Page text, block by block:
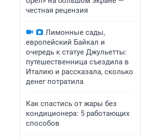
честная рецензия
Лимонные сады,
европейский Байкал и
очередь к статуе Джульетты:
путешественница съездила в
Италию и рассказала, сколько
денег потратила
Как спастись от жары без
кондиционера: 5 работающих
способов